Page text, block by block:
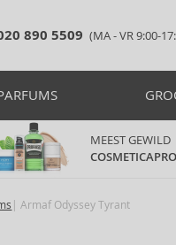
890 5509 (MA - VR 9:00-
MEEST GEWILD
Armaf Odyssey Tyrant